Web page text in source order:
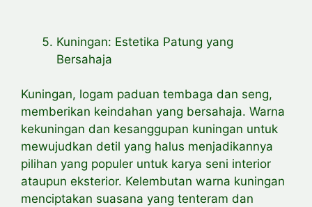
Kuningan: Estetika Patung yang
Bersahaja
Kuningan, logam paduan tembaga dan seng,
memberikan keindahan yang bersahaja. Warna
kekuningan dan kesanggupan kuningan untuk
mewujudkan detil yang halus menjadikannya
pilihan yang populer untuk karya seni interior
ataupun eksterior. Kelembutan warna kuningan
menciptakan suasana yang tenteram dan